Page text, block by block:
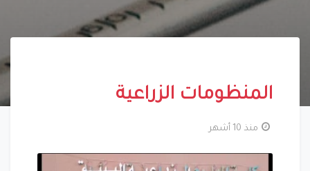
المنظومات الزراعية
منذ 10 أشهر